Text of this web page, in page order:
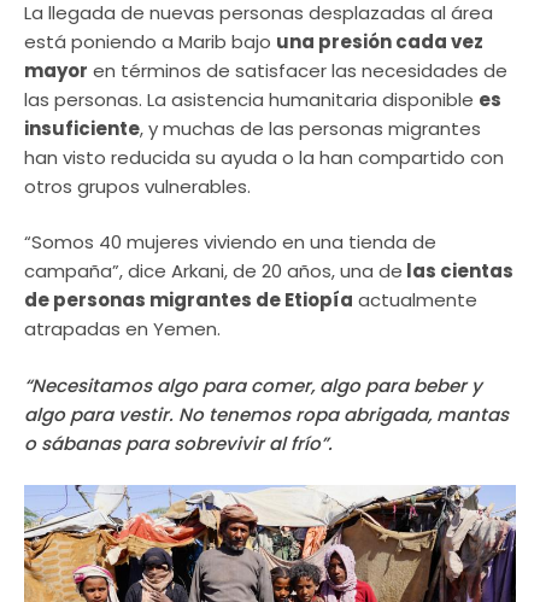
La llegada de nuevas personas desplazadas al área
está poniendo a Marib bajo una presión cada vez
mayor en términos de satisfacer las necesidades de
las personas. La asistencia humanitaria disponible es
insuficiente, y muchas de las personas migrantes
han visto reducida su ayuda o la han compartido con
otros grupos vulnerables.
“Somos 40 mujeres viviendo en una tienda de
campaña”, dice Arkani, de 20 años, una de las cientas
de personas migrantes de Etiopía actualmente
atrapadas en Yemen.
“Necesitamos algo para comer, algo para beber y
algo para vestir. No tenemos ropa abrigada, mantas
o sábanas para sobrevivir al frío”.